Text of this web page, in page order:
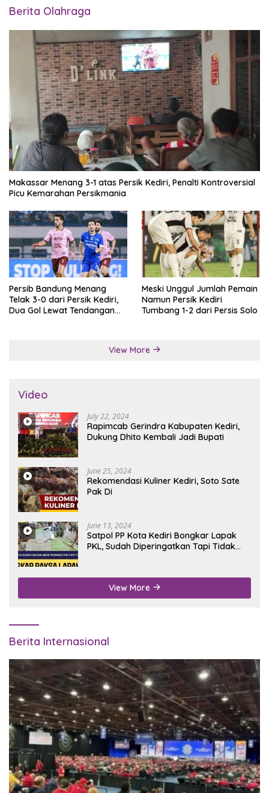
Berita Olahraga
Makassar Menang 3-1 atas Persik Kediri, Penalti Kontroversial
Picu Kemarahan Persikmania
Persib Bandung Menang
Telak 3-0 dari Persik Kediri,
Dua Gol Lewat Tendangan
Meski Unggul Jumlah Pemain
Namun Persik Kediri
Tumbang 1-2 dari Persis Solo
View More
Video
July 22, 2024
Rapimcab Gerindra Kabupaten Kediri,
Dukung Dhito Kembali Jadi Bupati
June 25, 2024
Rekomendasi Kuliner Kediri, Soto Sate
Pak Di
June 13, 2024
Satpol PP Kota Kediri Bongkar Lapak
PKL, Sudah Diperingatkan Tapi Tidak
View More
Berita Internasional